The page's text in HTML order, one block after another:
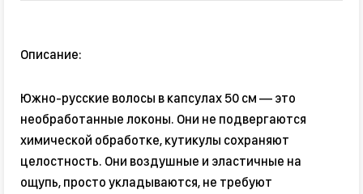
Описание:
Южно-русские волосы в капсулах 50 см — это
необработанные локоны. Они не подвергаются
химической обработке, кутикулы сохраняют
целостность. Они воздушные и эластичные на
ощупь, просто укладываются, не требуют